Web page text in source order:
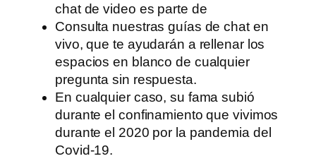
chat de video es parte de
Consulta nuestras guías de chat en
vivo, que te ayudarán a rellenar los
espacios en blanco de cualquier
pregunta sin respuesta.
En cualquier caso, su fama subió
durante el confinamiento que vivimos
durante el 2020 por la pandemia del
Covid-19.